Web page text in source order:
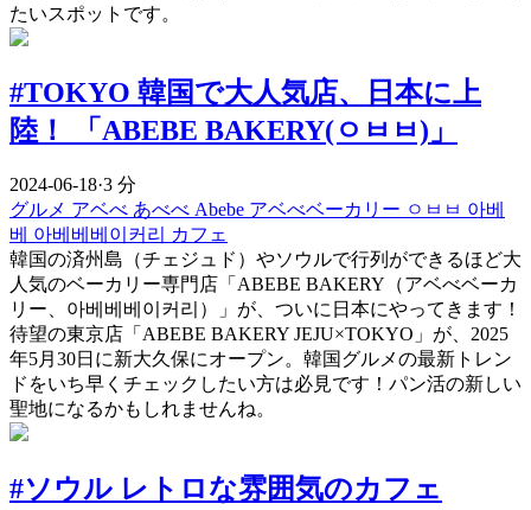
たいスポットです。
#TOKYO 韓国で大人気店、日本に上
陸！ 「ABEBE BAKERY(ㅇㅂㅂ)」
2024-06-18·3 分
グルメ アベべ あべべ Abebe アベべベーカリー ㅇㅂㅂ 아베
베 아베베베이커리
カフェ
韓国の済州島（チェジュド）やソウルで行列ができるほど大
人気のベーカリー専門店「ABEBE BAKERY（アベべベーカ
リー、아베베베이커리）」が、ついに日本にやってきます！
待望の東京店「ABEBE BAKERY JEJU×TOKYO」が、2025
年5月30日に新大久保にオープン。韓国グルメの最新トレン
ドをいち早くチェックしたい方は必見です！パン活の新しい
聖地になるかもしれませんね。
#ソウル レトロな雰囲気のカフェ